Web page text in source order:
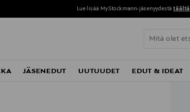
Lue lisää MyStockmann-jäsenyydestä täältä
JÄSENEDUT UUTUUDET EDUT & IDEAT